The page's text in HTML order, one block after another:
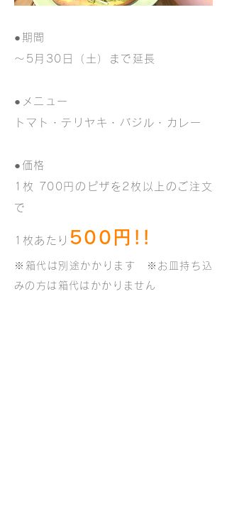
●期間
〜5月30 日（土）まで ​延長
●メニュー
トマト・テリヤキ・バジル・カレー
●価格
1枚 700円のピザを2枚以上のご注文
で
1枚あたり 500 円 !!
​※箱代は別途かかります ※お皿持ち込
みの方は箱代はかかりません